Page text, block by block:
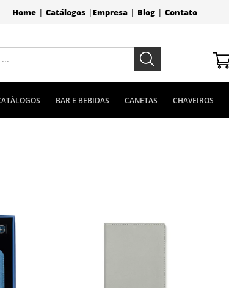
Home| Catálogos| Empresa| Blog| Contato
BAR E BEBIDAS CANETAS CHAVEIROS